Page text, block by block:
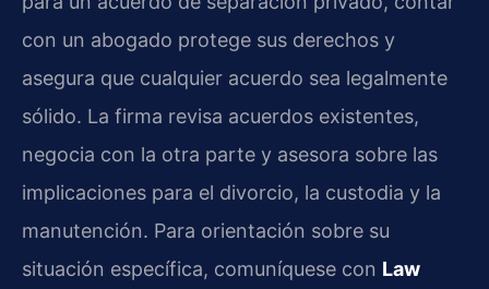
con un abogado protege sus derechos y
asegura que cualquier acuerdo sea legalmente
sólido. La firma revisa acuerdos existentes,
negocia con la otra parte y asesora sobre las
implicaciones para el divorcio, la custodia y la
manutención. Para orientación sobre su
situación específica, comuníquese con Law